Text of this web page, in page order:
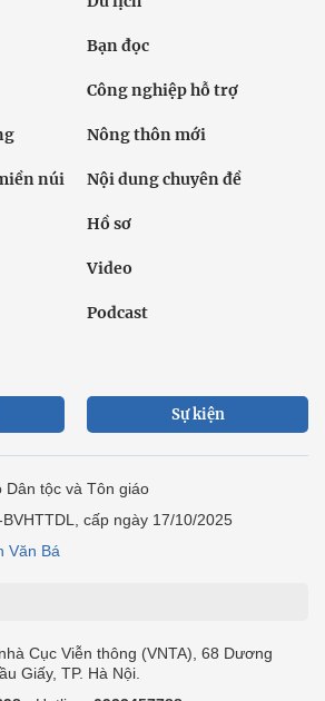
Bạn đọc
Công nghiệp hỗ trợ
Nông thôn mới
núi Nội dung chuyên đề
Hồ sơ
Video
Podcast
Sự kiện
Dân tộc và Tôn giáo
cấp ngày 17/10/2025
Văn Bá
Cục Viễn thông (VNTA), 68 Dương
Giấy, TP. Hà Nội.